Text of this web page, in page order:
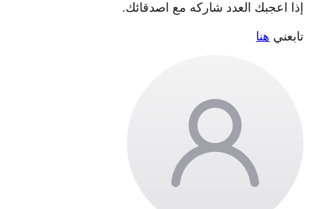
إذا اعجبك العدد شاركه مع اصدقائك.
تابعني هنا